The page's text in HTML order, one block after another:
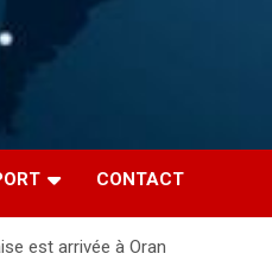
CONTACT
est arrivée à Oran